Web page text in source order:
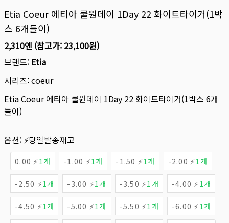
Etia Coeur 에티아 쿨원데이 1Day 22 화이트타이거(1박
스 6개들이)
2,310엔 (참고가: 23,100원)
브랜드: Etia
시리즈:coeur
Etia Coeur 에티아 쿨원데이 1Day 22 화이트타이거(1박스 6개
들이)
옵션: ⚡당일발송재고
0.00 ⚡ 1개 -1.00 ⚡1개 -1.50 ⚡1개 -2.00 ⚡1개
-2.50 ⚡1개 -3.00 ⚡1개 -3.50 ⚡1개 -4.00 ⚡ 1개
-4.50 ⚡1개 -5.00 ⚡1개 -5.50 ⚡1개 -6.00 ⚡ 1개